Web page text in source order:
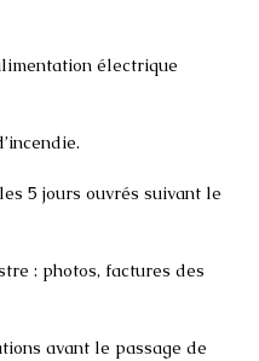
électrique
5 jours ouvrés suivant le
: photos, factures des
avant le passage de